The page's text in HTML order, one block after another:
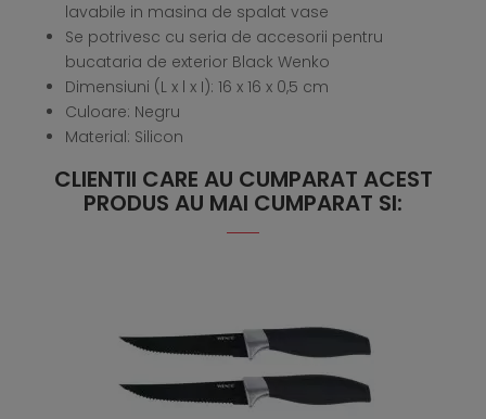
lavabile in masina de spalat vase
Se potrivesc cu seria de accesorii pentru
bucataria de exterior Black Wenko
Dimensiuni (L x l x I): 16 x 16 x 0,5 cm
Culoare: Negru
Material: Silicon
CLIENTII CARE AU CUMPARAT ACEST
PRODUS AU MAI CUMPARAT SI: